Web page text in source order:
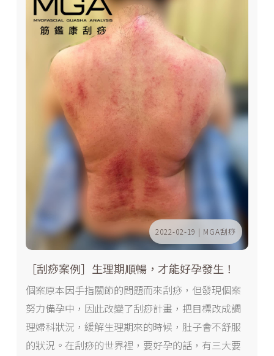
2022-02-19 | MGA刮痧
［刮痧案例］生理期順暢，才能好孕發生！
個案原本因手指關節的問題而來刮痧，但發現個案
努力備孕中，因此改變了刮痧計畫，把目標改成調
理婦科狀況，緩解生理期來的時候，肚子會不舒服
的狀況。在刮痧的世界裡，要好孕的話，有三大要